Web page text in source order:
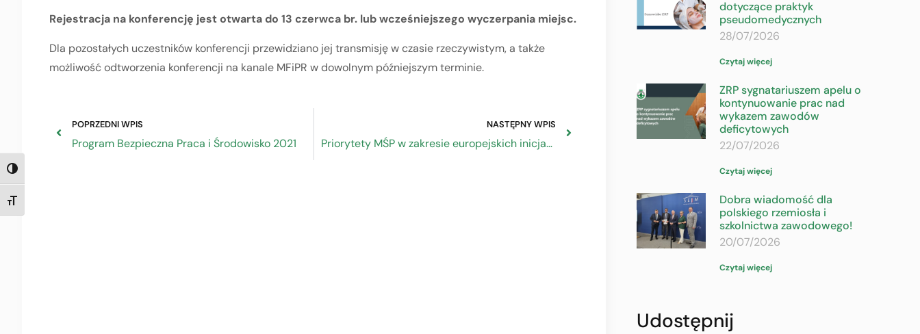
TOGGLE HIGH CONTRAST
TOGGLE FONT SIZE
Rejestracja na konferencję jest otwarta do 13 czerwca br. lub wcześniejszego wyczerpania miejsc.
Dla pozostałych uczestników konferencji przewidziano jej transmisję w czasie rzeczywistym, a także
możliwość odtworzenia konferencji na kanale MFiPR w dowolnym późniejszym terminie.
POPRZEDNI WPIS
Program Bezpieczna Praca i Środowisko 2021
NASTĘPNY WPIS
Priorytety MŚP w zakresie europejskich inicjatyw społecznych
dotyczące praktyk
pseudomedycznych
28/07/2026
Czytaj więcej
ZRP sygnatariuszem apelu o
kontynuowanie prac nad
wykazem zawodów
deficytowych
22/07/2026
Czytaj więcej
Dobra wiadomość dla
polskiego rzemiosła i
szkolnictwa zawodowego!
20/07/2026
Czytaj więcej
Udostępnij